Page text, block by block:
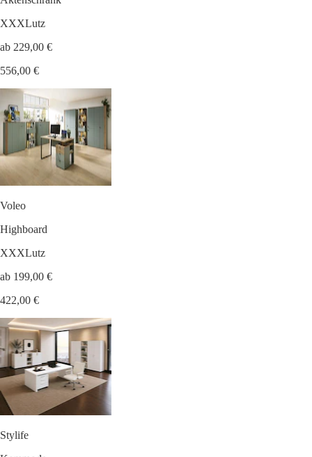
XXXLutz
ab 229,00 €
556,00 €
Voleo
Highboard
XXXLutz
ab 199,00 €
422,00 €
Stylife